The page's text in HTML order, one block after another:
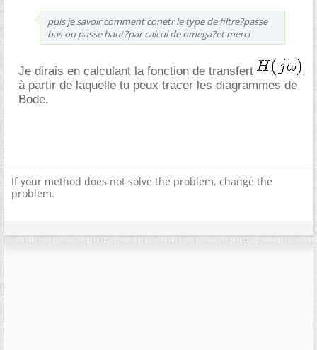
puis je savoir comment conetr le type de filtre?passe
bas ou passe haut?par calcul de omega?et merci
Je dirais en calculant la fonction de transfert
,
à partir de laquelle tu peux tracer les diagrammes de
Bode.
If your method does not solve the problem, change the
problem.